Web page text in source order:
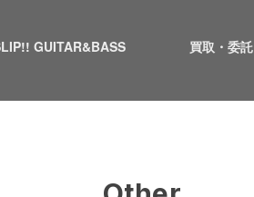
GUITAR&BASS 買取・委託